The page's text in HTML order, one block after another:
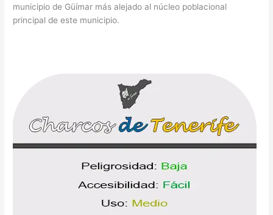
municipio de Güímar más alejado al núcleo poblacional
principal de este municipio.